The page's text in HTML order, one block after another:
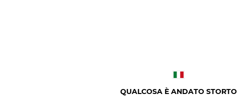
QUALCOSA È ANDATO STORTO